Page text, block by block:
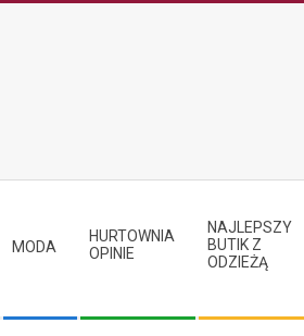
MODA
HURTOWNIA
OPINIE
NAJLEPSZY
BUTIK Z
ODZIEŻĄ